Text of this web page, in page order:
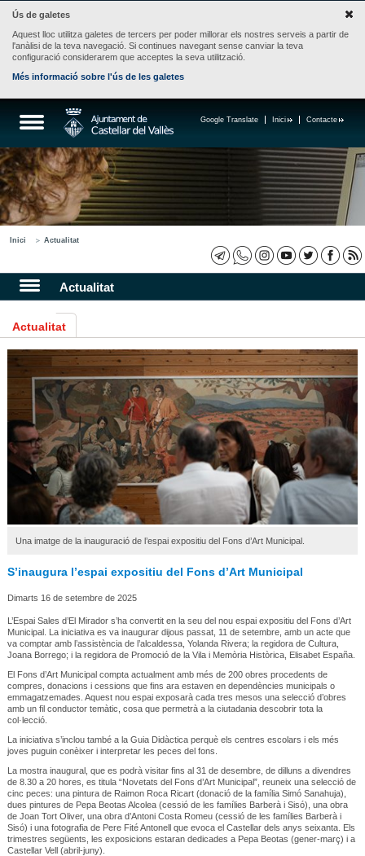
Ús de galetes
Aquest lloc utilitza galetes de tercers per poder millorar els nostres serveis a partir de
l'anàlisi de la teva navegació. Si continues navegant sense canviar la teva
configuració considerarem que acceptes la seva utilització.
Més informació sobre l'ús de les galetes
Contacte
Inici
Google Translate
Inici Actualitat
Actualitat
Actualitat
Una imatge de la inauguració de l’espai expositiu del Fons d’Art Municipal.
S’inaugura l’espai expositiu del Fons d’Art Municipal
Dimarts 16 de setembre de 2025
L’Espai Sales d’El Mirador s’ha convertit en la seu del nou espai expositiu del Fons d’Art
Municipal. La iniciativa es va inaugurar dijous passat, 11 de setembre, amb un acte que
va comptar amb l’assistència de l’alcaldessa, Yolanda Rivera; la regidora de Cultura,
Joana Borrego; i la regidora de Promoció de la Vila i Memòria Històrica, Elisabet España.
El Fons d’Art Municipal compta actualment amb més de 200 obres procedents de
compres, donacions i cessions que fins ara estaven en dependències municipals o
emmagatzemades. Aquest nou espai exposarà cada tres mesos una selecció d’obres
amb un fil conductor temàtic, cosa que permetrà a la ciutadania descobrir tota la
col·lecció.
La iniciativa s’inclou també a la Guia Didàctica perquè els centres escolars i els més
joves puguin conèixer i interpretar les peces del fons.
La mostra inaugural, que es podrà visitar fins al 31 de desembre, de dilluns a divendres
de 8.30 a 20 hores, es titula “Novetats del Fons d’Art Municipal”, reuneix una selecció de
cinc peces: una pintura de Raimon Roca Ricart (donació de la família Simó Sanahuja),
dues pintures de Pepa Beotas Alcolea (cessió de les famílies Barberà i Sisó), una obra
de Joan Tort Oliver, una obra d’Antoni Costa Romeu (cessió de les famílies Barberà i
Sisó) i una fotografia de Pere Fité Antonell que evoca el Castellar dels anys seixanta. Els
trimestres següents, les exposicions estaran dedicades a Pepa Beotas (gener-març) i a
Castellar Vell (abril-juny).